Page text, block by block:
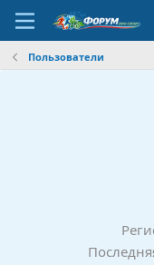
Пользователи